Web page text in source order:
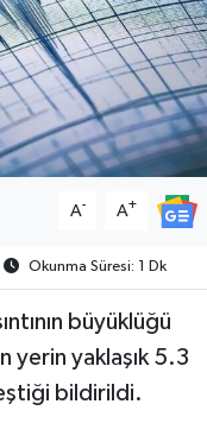
A- A+
Okunma Süresi: 1 Dk
büyüklüğü
yerin yaklaşık 5.3
bildirildi.